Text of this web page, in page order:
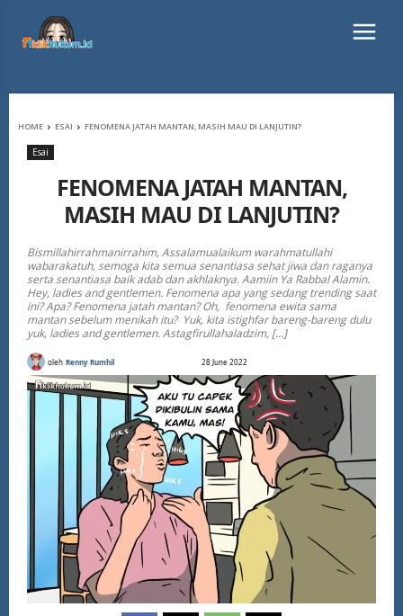
HOME ESAI FENOMENA JATAH MANTAN, MASIH MAU DI LANJUTIN?
Esai
FENOMENA JATAH MANTAN,
MASIH MAU DI LANJUTIN?
Bismillahirrahmanirrahim, Assalamualaikum warahmatullahi
wabarakatuh, semoga kita semua senantiasa sehat jiwa dan raganya
serta senantiasa baik adab dan akhlaknya. Aamiin Ya Rabbal Alamin.
Hey, ladies and gentlemen. Fenomena apa yang sedang trending saat
ini? Apa? Fenomena jatah mantan? Oh, fenomena ewita sama
mantan sebelum menikah itu? Yuk, kita istighfar bareng-bareng dulu
yuk, ladies and gentlemen. Astagfirullahaladzim, […]
oleh Renny Rumhil 28 June 2022